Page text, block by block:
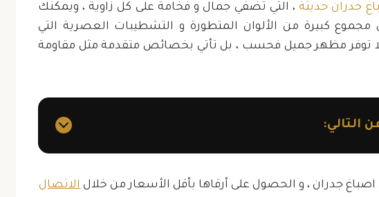
جدران حديثة، التي تضفي جمال و فخامة على كل زاوية ، ويمكنك
مجموع كبيرة من الألوان المتطورة و التشطيبات العصرية التي
لا توفر مظهر جميل فحسب ، بل تأتي بخصائص متقدمة مثل مقاومة
التالي:
جدران ، و الحصول على أرقاها بأقل الأسعار من خلال الاتصال
محمد بن سعيد